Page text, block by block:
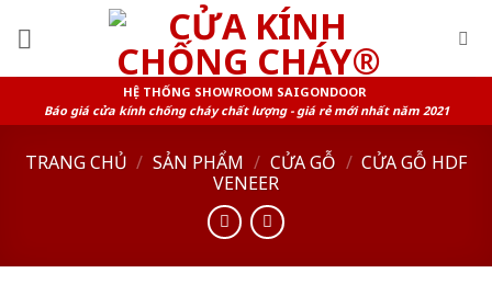
HỆ THỐNG SHOWROOM SAIGONDOOR
Báo giá cửa kính chống cháy chất lượng - giá rẻ mới nhất năm 2021
TRANG CHỦ / SẢN PHẨM / CỬA GỖ / CỬA GỖ HDF
VENEER